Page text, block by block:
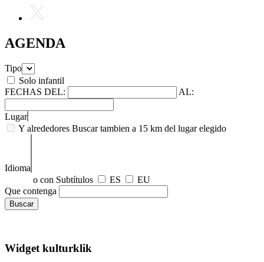
AGENDA
Tipo
Solo infantil
FECHAS DEL: AL:
Lugar
Y alrededores Buscar tambien a 15 km del lugar elegido
Idioma
o con Subtítulos
ES
EU
Que contenga
Widget kulturklik